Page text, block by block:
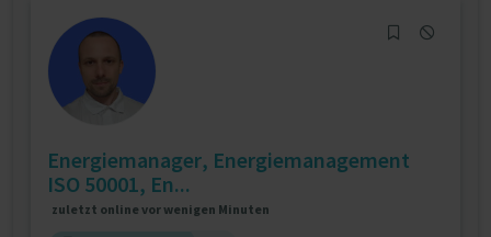
Energiemanager, Energiemanagement
ISO 50001, En...
zuletzt online vor wenigen Minuten